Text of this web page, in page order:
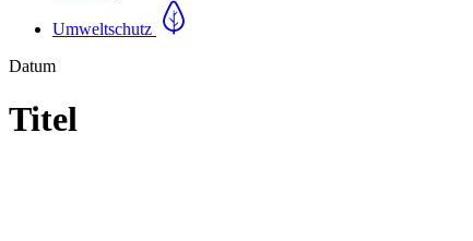
Umweltschutz
Datum
Titel